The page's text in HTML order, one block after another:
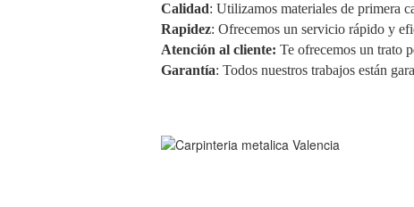
Calidad: Utilizamos materiales de primera
Rapidez: Ofrecemos un servicio rápido y
Atención al cliente: Te ofrecemos un trato
Garantía: Todos nuestros trabajos están